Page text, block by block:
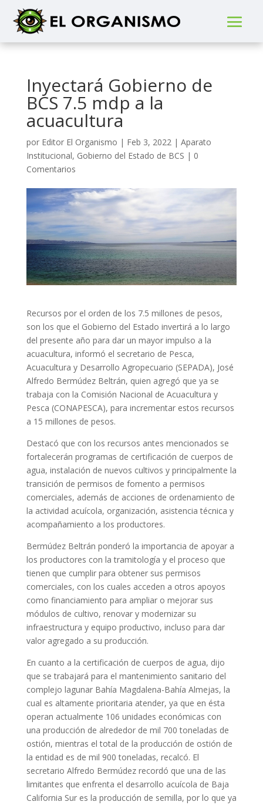
Inyectará Gobierno de
BCS 7.5 mdp a la
acuacultura
por Editor El Organismo | Feb 3, 2022| Aparato
Institucional, Gobierno del Estado de BCS | 0
Comentarios
Recursos por el orden de los 7.5 millones de pesos,
son los que el Gobierno del Estado invertirá a lo largo
del presente año para dar un mayor impulso a la
acuacultura, informó el secretario de Pesca,
Acuacultura y Desarrollo Agropecuario (SEPADA), José
Alfredo Bermúdez Beltrán, quien agregó que ya se
trabaja con la Comisión Nacional de Acuacultura y
Pesca (CONAPESCA), para incrementar estos recursos
a 15 millones de pesos.
Destacó que con los recursos antes mencionados se
fortalecerán programas de certificación de cuerpos de
agua, instalación de nuevos cultivos y principalmente la
transición de permisos de fomento a permisos
comerciales, además de acciones de ordenamiento de
la actividad acuícola, organización, asistencia técnica y
acompañamiento a los productores.
Bermúdez Beltrán ponderó la importancia de apoyar a
los productores con la tramitología y el proceso que
tienen que cumplir para obtener sus permisos
comerciales, con los cuales acceden a otros apoyos
como financiamiento para ampliar o mejorar sus
módulos de cultivo, renovar y modernizar su
infraestructura y equipo productivo, incluso para dar
valor agregado a su producción.
En cuanto a la certificación de cuerpos de agua, dijo
que se trabajará para el mantenimiento sanitario del
complejo lagunar Bahía Magdalena-Bahía Almejas, la
cual es altamente prioritaria atender, ya que en ésta
operan actualmente 106 unidades económicas con
una producción de alrededor de mil 700 toneladas de
ostión, mientras el total de la producción de ostión de
la entidad es de mil 900 toneladas, recalcó. El
secretario Alfredo Bermúdez recordó que una de las
limitantes que enfrenta el desarrollo acuícola de Baja
California Sur es la producción de semilla, por lo que ya